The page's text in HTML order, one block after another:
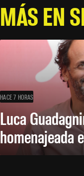
MÁS EN
HACE 7 HORAS
Luca
homenajeada